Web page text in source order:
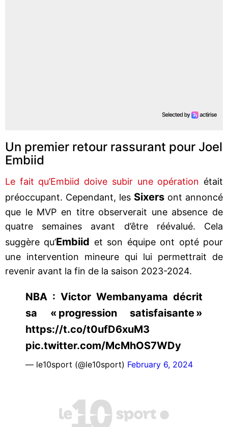
Un premier retour rassurant pour Joel
Embiid
Le fait qu’Embiid doive subir une opération était
préoccupant. Cependant, les Sixers ont annoncé
que le MVP en titre observerait une absence de
quatre semaines avant d’être réévalué. Cela
suggère qu’Embiid et son équipe ont opté pour
une intervention mineure qui lui permettrait de
revenir avant la fin de la saison 2023-2024.
NBA : Victor Wembanyama décrit
sa « progression satisfaisante »
https://t.co/t0ufD6xuM3
pic.twitter.com/McMhOS7WDy
— le10sport (@le10sport) February 6, 2024